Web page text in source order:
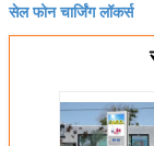
सेल फोन चार्जिंग लॉकर्स